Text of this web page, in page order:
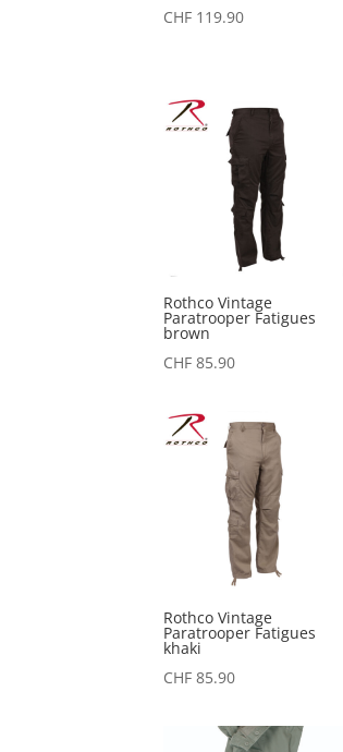
CHF 119.90
Rothco Vintage
Paratrooper Fatigues
brown
CHF 85.90
Rothco Vintage
Paratrooper Fatigues
khaki
CHF 85.90